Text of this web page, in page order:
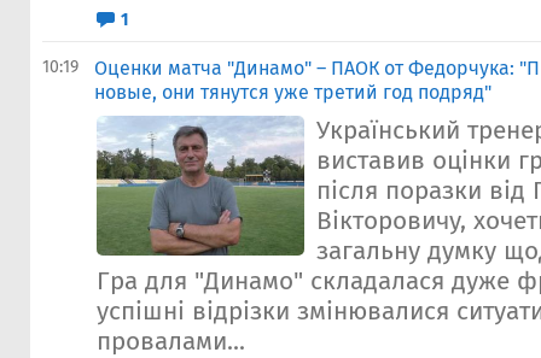
1
10:19
Оценки матча "Динамо" – ПАОК от Федорчука:
новые, они тянутся уже третий год подряд"
Український
виставив оцінки
після поразки
Вікторовичу,
загальну думку
Гра для "Динамо" складалася дуже
успішні відрізки змінювалися
провалами...